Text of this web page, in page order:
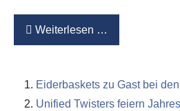
Weiterlesen …
Eiderbaskets zu Gast bei
Unified Twisters feiern